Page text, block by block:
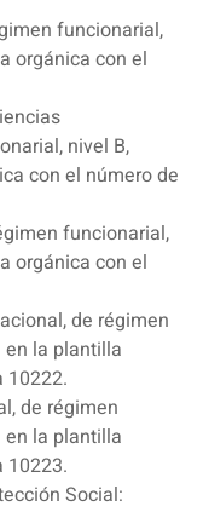
funcionarial,
orgánica con el
nivel B,
con el número de
funcionarial,
orgánica con el
de régimen
la plantilla
10222.
de régimen
la plantilla
10223.
Social: